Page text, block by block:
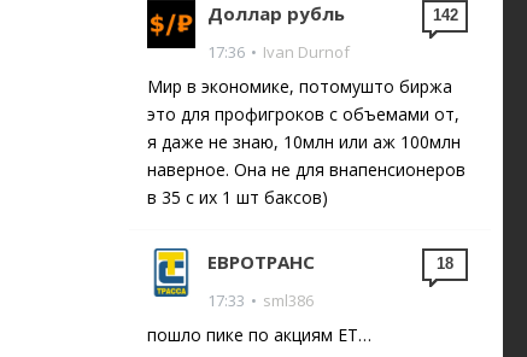
Доллар рубль
17:36 • Ivan Durnof
Мир в экономике, потомушто биржа
это для профигроков с объемами от,
я даже не знаю, 10млн или аж 100млн
наверное. Она не для внапенсионеров
в 35 с их 1 шт баксов)
142
ЕВРОТРАНС
17:33 • sml386
пошло пике по акциям ЕТ…
18